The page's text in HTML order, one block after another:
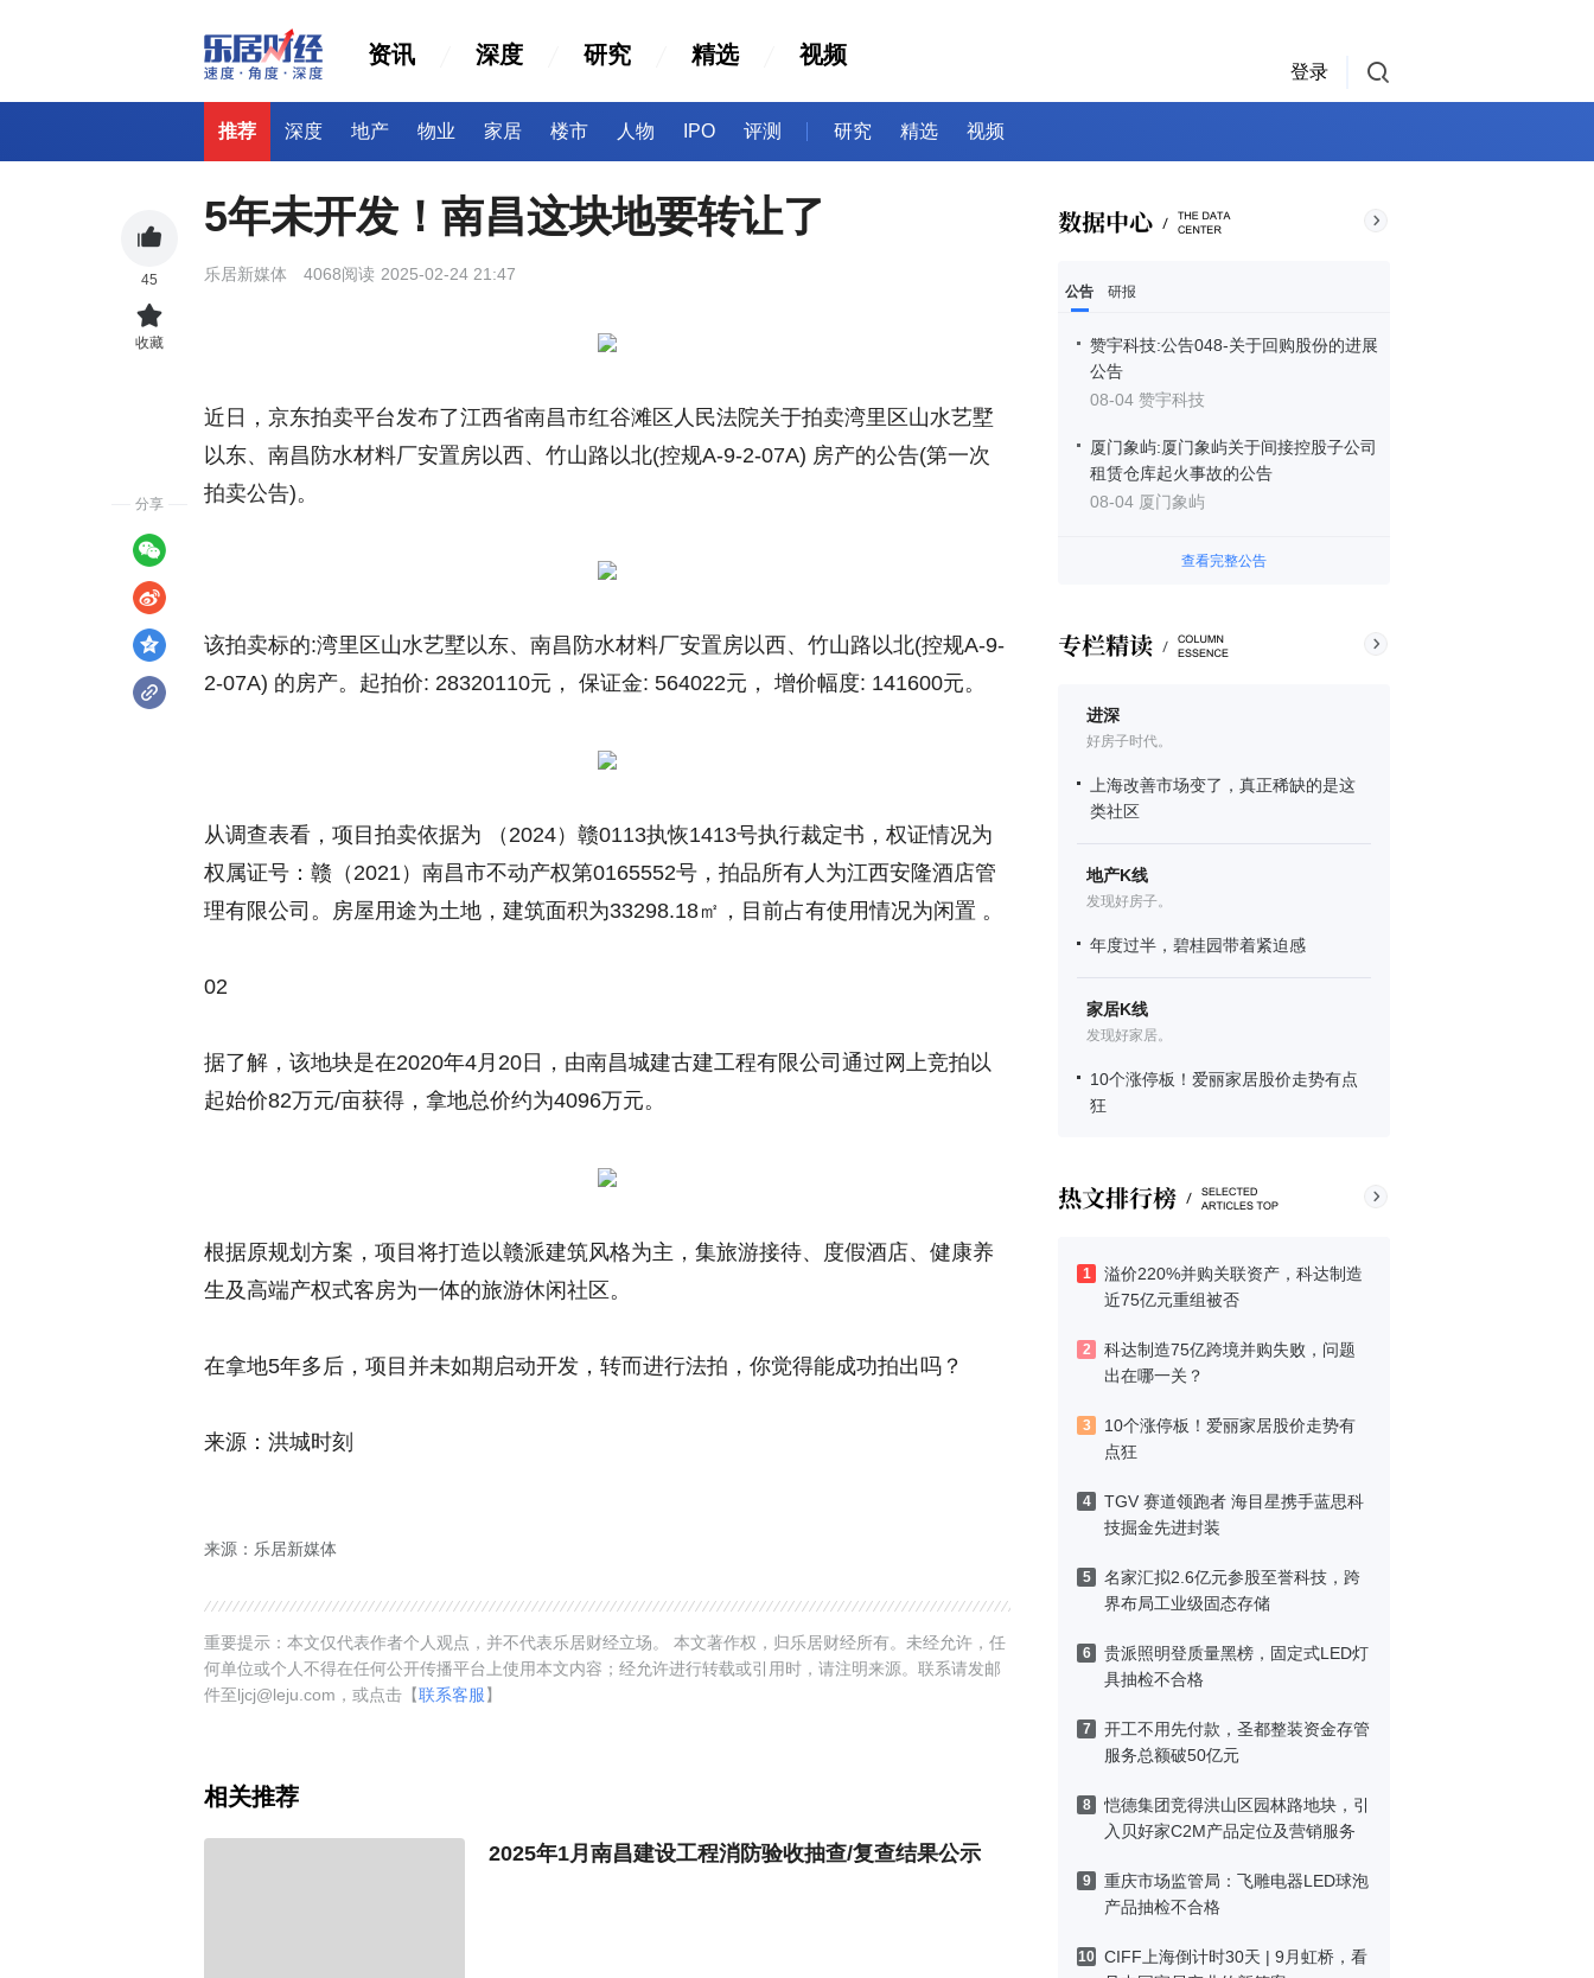
资讯 深度 研究 精选 视频
登录
推荐 深度 地产 物业 家居 楼市 人物 IPO 评测 研究 精选 视频
公告 研报
赞宇科技:公告048-关于回购股份的进展
公告
08-04 赞宇科技
厦门象屿:厦门象屿关于间接控股子公司
租赁仓库起火事故的公告
08-04 厦门象屿
查看完整公告
进深
好房子时代。
上海改善市场变了，真正稀缺的是这
类社区
地产K线
发现好房子。
年度过半，碧桂园带着紧迫感
家居K线
发现好家居。
10个涨停板！爱丽家居股价走势有点
狂
1
溢价220%并购关联资产，科达制造
近75亿元重组被否
2
科达制造75亿跨境并购失败，问题
出在哪一关？
3
10个涨停板！爱丽家居股价走势有
点狂
4
TGV 赛道领跑者 海目星携手蓝思科
技掘金先进封装
5
名家汇拟2.6亿元参股至誉科技，跨
界布局工业级固态存储
6
贵派照明登质量黑榜，固定式LED灯
具抽检不合格
7
开工不用先付款，圣都整装资金存管
服务总额破50亿元
8
恺德集团竞得洪山区园林路地块，引
入贝好家C2M产品定位及营销服务
9
重庆市场监管局：飞雕电器LED球泡
产品抽检不合格
10 CIFF上海倒计时30天 | 9月虹桥，看
5年未开发！南昌这块地要转让了
乐居新媒体 4068阅读 2025-02-24 21:47
近日，京东拍卖平台发布了江西省南昌市红谷滩区人民法院关于拍卖湾里区山水艺墅
以东、南昌防水材料厂安置房以西、竹山路以北(控规A-9-2-07A) 房产的公告(第一次
拍卖公告)。
该拍卖标的:湾里区山水艺墅以东、南昌防水材料厂安置房以西、竹山路以北(控规A-9-
2-07A) 的房产。起拍价: 28320110元， 保证金: 564022元， 增价幅度: 141600元。
从调查表看，项目拍卖依据为 （2024）赣0113执恢1413号执行裁定书，权证情况为
权属证号：赣（2021）南昌市不动产权第0165552号，拍品所有人为江西安隆酒店管
理有限公司。房屋用途为土地，建筑面积为33298.18㎡，目前占有使用情况为闲置 。
02
据了解，该地块是在2020年4月20日，由南昌城建古建工程有限公司通过网上竞拍以
起始价82万元/亩获得，拿地总价约为4096万元。
根据原规划方案，项目将打造以赣派建筑风格为主，集旅游接待、度假酒店、健康养
生及高端产权式客房为一体的旅游休闲社区。
在拿地5年多后，项目并未如期启动开发，转而进行法拍，你觉得能成功拍出吗？
来源：洪城时刻
来源：乐居新媒体
重要提示：本文仅代表作者个人观点，并不代表乐居财经立场。 本文著作权，归乐居财经所有。未经允许，任
何单位或个人不得在任何公开传播平台上使用本文内容；经允许进行转载或引用时，请注明来源。联系请发邮
件至ljcj@leju.com，或点击【联系客服】
相关推荐
2025年1月南昌建设工程消防验收抽查/复查结果公示
45
收藏
分享